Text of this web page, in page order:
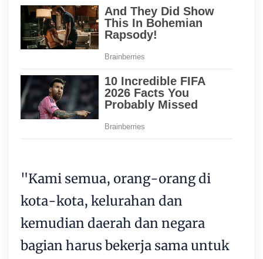
"Kami semua, orang-orang di
kota-kota, kelurahan dan
kemudian daerah dan negara
bagian harus bekerja sama untuk